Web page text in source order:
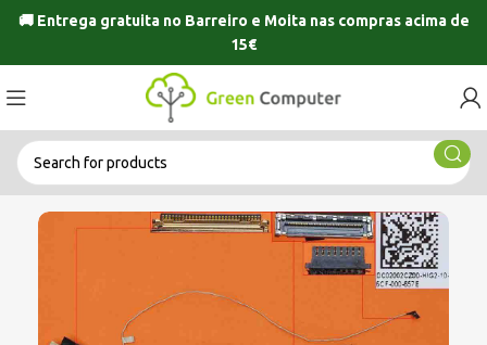
🚚 Entrega gratuita no Barreiro e Moitanas compras acima de
15€